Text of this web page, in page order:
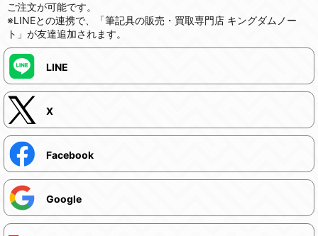
ご注文が可能です。
※LINEとの連携で、「筆記具の販売・買取専門店 キングダムノー
ト」が友達追加されます。
LINE
X
Facebook
Google